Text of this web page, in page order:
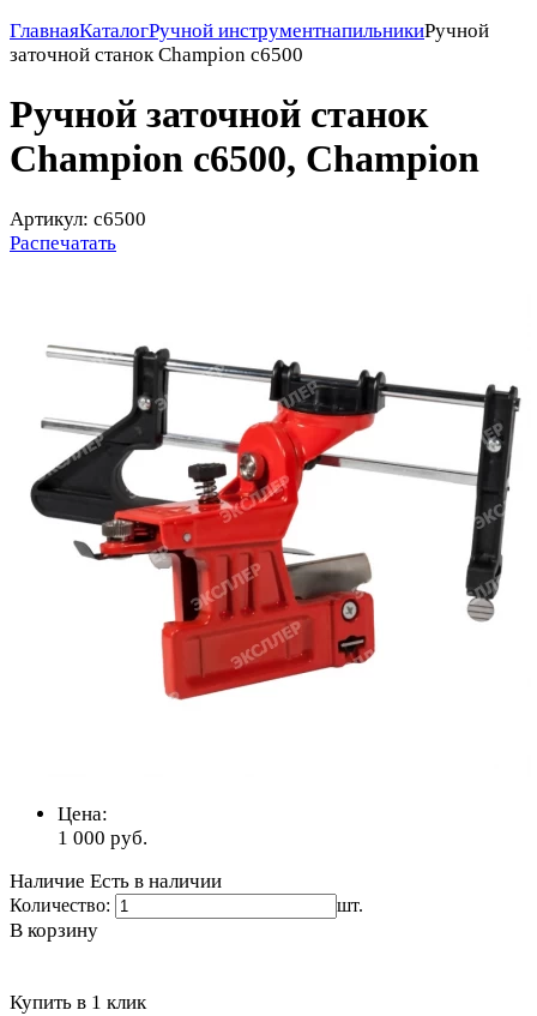
ГлавнаяКаталогРучной инструментнапильникиРучной
заточной станок Champion c6500
Ручной заточной станок
Champion c6500, Champion
Артикул: c6500
Распечатать
Цена:
1 000 руб.
Наличие Есть в наличии
Количество: шт.
В корзину
Купить в 1 клик